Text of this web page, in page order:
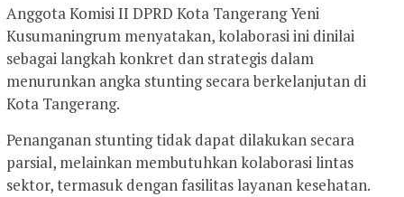
Anggota Komisi II DPRD Kota Tangerang Yeni
Kusumaningrum menyatakan, kolaborasi ini dinilai
sebagai langkah konkret dan strategis dalam
menurunkan angka stunting secara berkelanjutan di
Kota Tangerang.
Penanganan stunting tidak dapat dilakukan secara
parsial, melainkan membutuhkan kolaborasi lintas
sektor, termasuk dengan fasilitas layanan kesehatan.